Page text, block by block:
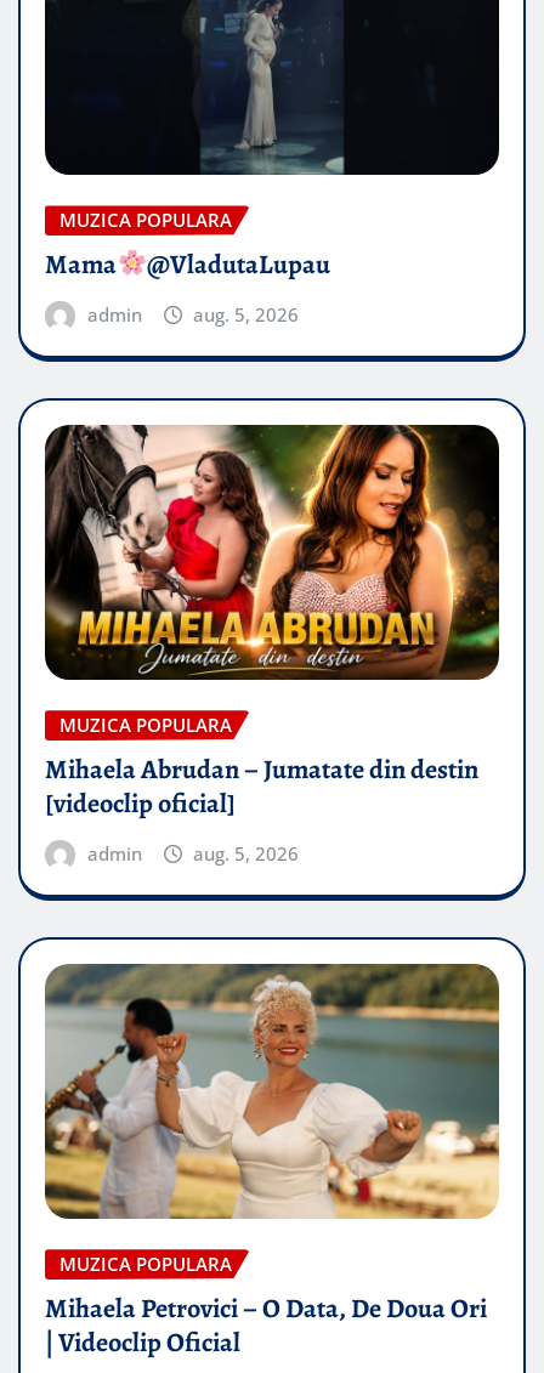
MUZICA POPULARA
Mama @VladutaLupau
admin aug. 5, 2026
MUZICA POPULARA
Mihaela Abrudan – Jumatate din destin
[videoclip oficial]
admin aug. 5, 2026
MUZICA POPULARA
Mihaela Petrovici – O Data, De Doua Ori
| Videoclip Oficial